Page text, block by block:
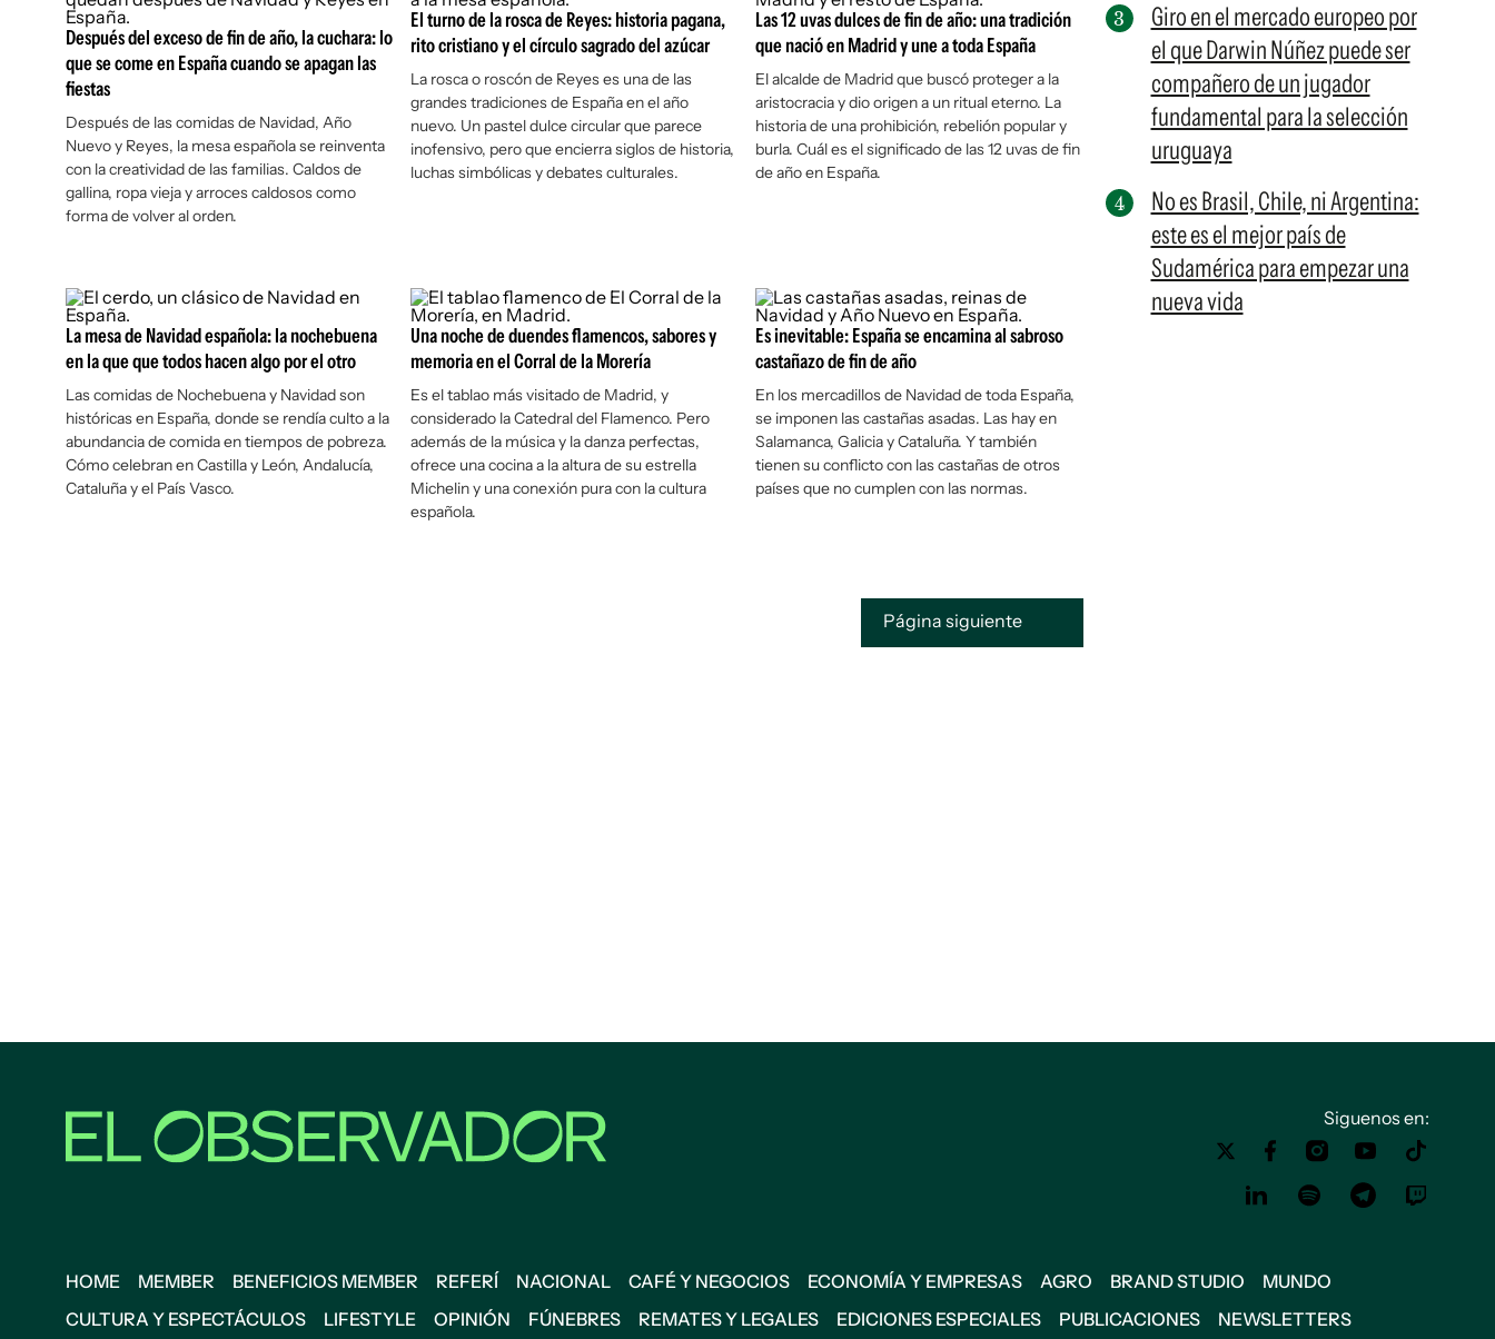
Después del exceso de fin de año, la cuchara: lo
que se come en España cuando se apagan las
fiestas
Después de las comidas de Navidad, Año
Nuevo y Reyes, la mesa española se reinventa
con la creatividad de las familias. Caldos de
gallina, ropa vieja y arroces caldosos como
forma de volver al orden.
El turno de la rosca de Reyes: historia pagana,
rito cristiano y el círculo sagrado del azúcar
La rosca o roscón de Reyes es una de las
grandes tradiciones de España en el año
nuevo. Un pastel dulce circular que parece
inofensivo, pero que encierra siglos de historia,
luchas simbólicas y debates culturales.
Las 12 uvas dulces de fin de año: una tradición
que nació en Madrid y une a toda España
El alcalde de Madrid que buscó proteger a la
aristocracia y dio origen a un ritual eterno. La
historia de una prohibición, rebelión popular y
burla. Cuál es el significado de las 12 uvas de fin
de año en España.
La mesa de Navidad española: la nochebuena
en la que que todos hacen algo por el otro
Las comidas de Nochebuena y Navidad son
históricas en España, donde se rendía culto a la
abundancia de comida en tiempos de pobreza.
Cómo celebran en Castilla y León, Andalucía,
Cataluña y el País Vasco.
Una noche de duendes flamencos, sabores y
memoria en el Corral de la Morería
Es el tablao más visitado de Madrid, y
considerado la Catedral del Flamenco. Pero
además de la música y la danza perfectas,
ofrece una cocina a la altura de su estrella
Michelin y una conexión pura con la cultura
española.
Es inevitable: España se encamina al sabroso
castañazo de fin de año
En los mercadillos de Navidad de toda España,
se imponen las castañas asadas. Las hay en
Salamanca, Galicia y Cataluña. Y también
tienen su conflicto con las castañas de otros
países que no cumplen con las normas.
Página siguiente
Giro en el mercado europeo por
el que Darwin Núñez puede ser
compañero de un jugador
fundamental para la selección
uruguaya
No es Brasil, Chile, ni Argentina:
este es el mejor país de
Sudamérica para empezar una
nueva vida
Siguenos en:
HOME MEMBER BENEFICIOS MEMBER REFERÍ NACIONAL CAFÉ Y NEGOCIOS ECONOMÍA Y EMPRESAS AGRO BRAND STUDIO
MUNDO
CULTURA Y ESPECTÁCULOS
LIFESTYLE OPINIÓN FÚNEBRES REMATES Y LEGALES EDICIONES ESPECIALES PUBLICACIONES NEWSLETTERS